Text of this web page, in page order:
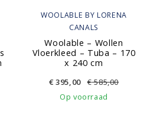
WOOLABLE BY LORENA
CANALS
Woolable – Wollen
Vloerkleed – Tuba – 170
x 240 cm
€ 395,00 €585,00
Op voorraad